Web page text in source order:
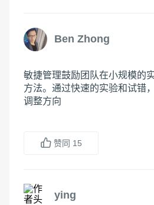
Ben Zhong
敏捷管理鼓励团队在小规模的
方法。通过快速的实验和试错
调整方向
赞同 15
ying